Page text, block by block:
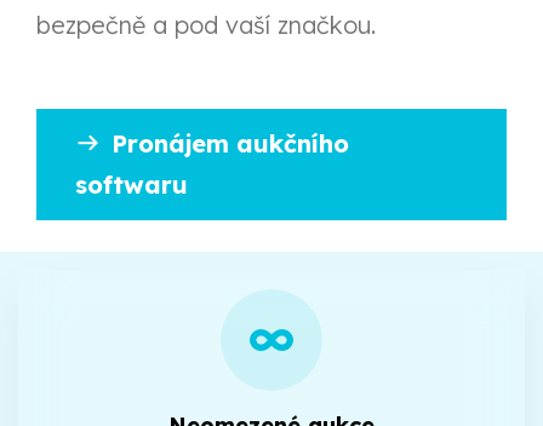
bezpečně a pod vaší značkou.
Pronájem aukčního
softwaru